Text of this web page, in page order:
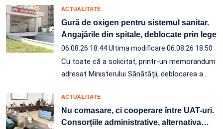
ACTUALITATE
Gură de oxigen pentru sistemul sanitar.
Angajările din spitale, deblocate prin lege
06.08.26 18:44Ultima modificare 06.08.26 18:50
Cu toate că a solicitat, printr-un memorandum
adresat Ministerului Sănătății, deblocarea a…
ACTUALITATE
Nu comasare, ci cooperare între UAT-uri.
Consorțiile administrative, alternativa…